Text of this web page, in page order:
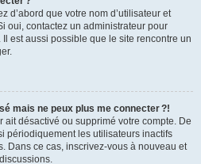
d’abord que votre nom d’utilisateur et
oui, contactez un administrateur pour
est aussi possible que le site rencontre un
mais ne peux plus me connecter ?!
ait désactivé ou supprimé votre compte. De
périodiquement les utilisateurs inactifs
Dans ce cas, inscrivez-vous à nouveau et